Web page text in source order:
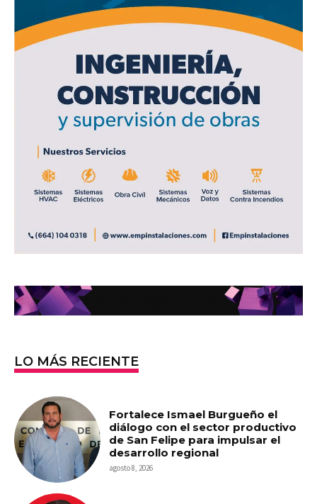
LO MÁS RECIENTE
Fortalece Ismael Burgueño el
diálogo con el sector productivo
de San Felipe para impulsar el
desarrollo regional
agosto 8, 2026